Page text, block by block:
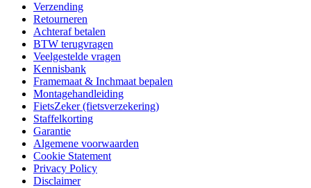
Verzending
Retourneren
Achteraf betalen
BTW terugvragen
Veelgestelde vragen
Kennisbank
Framemaat & Inchmaat bepalen
Montagehandleiding
FietsZeker (fietsverzekering)
Staffelkorting
Garantie
Algemene voorwaarden
Cookie Statement
Privacy Policy
Disclaimer